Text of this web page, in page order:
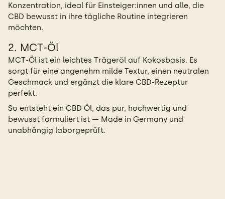
Konzentration, ideal für Einsteiger:innen und alle, die
CBD bewusst in ihre tägliche Routine integrieren
möchten.
2. MCT-Öl
MCT-Öl ist ein leichtes Trägeröl auf Kokosbasis. Es
sorgt für eine angenehm milde Textur, einen neutralen
Geschmack und ergänzt die klare CBD-Rezeptur
perfekt.
So entsteht ein CBD Öl, das pur, hochwertig und
bewusst formuliert ist — Made in Germany und
unabhängig laborgeprüft.